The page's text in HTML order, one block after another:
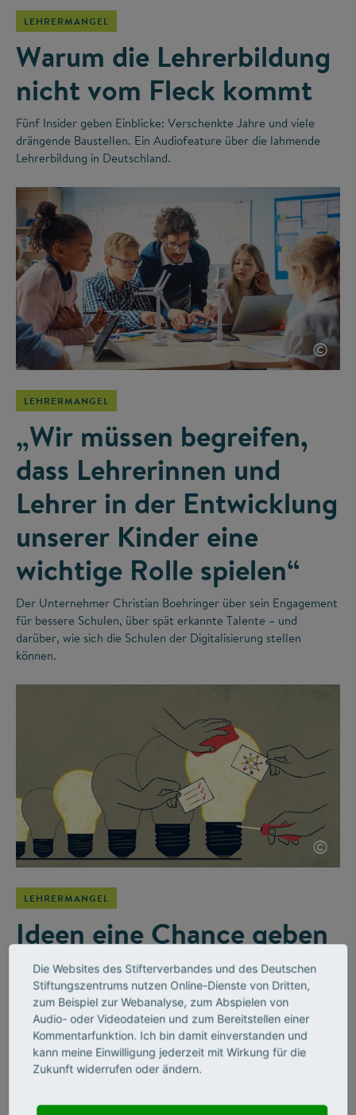
LEHRERMANGEL
Warum die Lehrerbildung
nicht vom Fleck kommt
Fünf Insider geben Einblicke: Verschenkte Jahre und viele
drängende Baustellen. Ein Audiofeature über die lahmende
Lehrerbildung in Deutschland.
©
LEHRERMANGEL
„Wir müssen begreifen,
dass Lehrerinnen und
Lehrer in der Entwicklung
unserer Kinder eine
wichtige Rolle spielen“
Der Unternehmer Christian Boehringer über sein Engagement
für bessere Schulen, über spät erkannte Talente – und
darüber, wie sich die Schulen der Digitalisierung stellen
können.
©
LEHRERMANGEL
Ideen eine Chance geben
Die Mathematikerin Kristina Reiss begleitet den Stifterverband
bei der Initiative Wirkung hoch 100 als Beiratsmitglied. Ein
Gespräch darüber, wie Schulen auf die Herausforderungen
von der digitalen Revolution bis zum Klimawandel reagieren –
und warum sie darin eine enge Verbindung zur
Stifterverbands-Initiative sieht.
Die Websites des Stifterverbandes und des Deutschen
Stiftungszentrums nutzen Online-Dienste von Dritten,
zum Beispiel zur Webanalyse, zum Abspielen von
Audio- oder Videodateien und zum Bereitstellen einer
Kommentarfunktion. Ich bin damit einverstanden und
kann meine Einwilligung jederzeit mit Wirkung für die
Zukunft widerrufen oder ändern.